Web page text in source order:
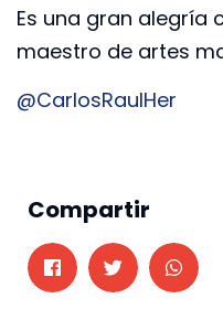
Es una gran alegría
maestro de artes
@CarlosRaulHer
Compartir